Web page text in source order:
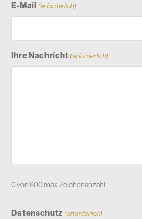
E-Mail (erforderlich)
Ihre Nachricht (erforderlich)
0 von 600 max. Zeichenanzahl
Datenschutz (erforderlich)